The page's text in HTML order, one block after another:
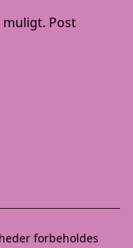
muligt. Post
forbeholdes